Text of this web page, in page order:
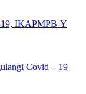
19, IKAPMPB-Y
Covid – 19